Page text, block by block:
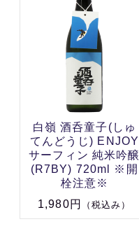
白嶺 酒呑童子(しゅ
てんどうじ) ENJOY
サーフィン 純米吟醸
(R7BY) 720ml ※開
栓注意※
1,980円
（税込み）